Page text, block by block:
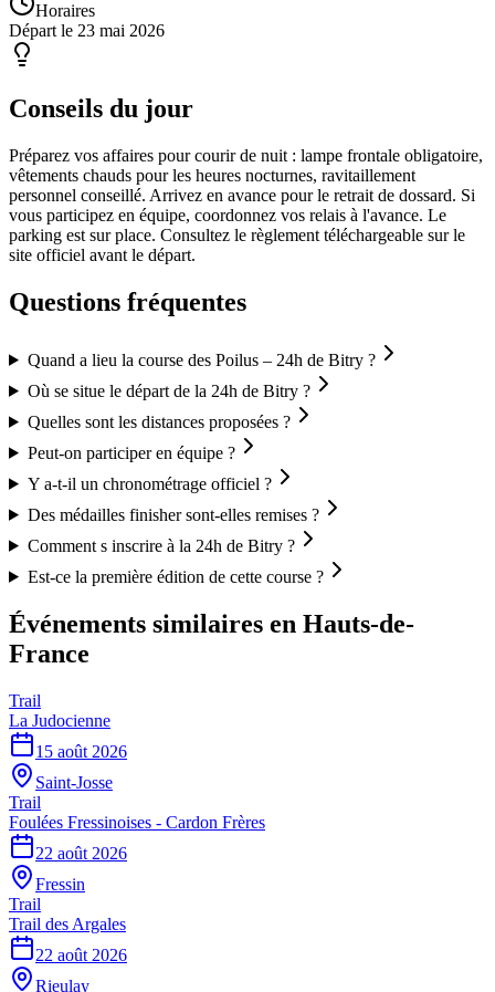
Horaires
Départ le 23 mai 2026
Conseils du jour
Préparez vos affaires pour courir de nuit : lampe frontale obligatoire,
vêtements chauds pour les heures nocturnes, ravitaillement
personnel conseillé. Arrivez en avance pour le retrait de dossard. Si
vous participez en équipe, coordonnez vos relais à l'avance. Le
parking est sur place. Consultez le règlement téléchargeable sur le
site officiel avant le départ.
Questions fréquentes
Quand a lieu la course des Poilus – 24h de Bitry ?
Où se situe le départ de la 24h de Bitry ?
Quelles sont les distances proposées ?
Peut-on participer en équipe ?
Y a-t-il un chronométrage officiel ?
Des médailles finisher sont-elles remises ?
Comment s inscrire à la 24h de Bitry ?
Est-ce la première édition de cette course ?
Événements similaires en Hauts-de-
France
Trail
La Judocienne
15 août 2026
Saint-Josse
Trail
Foulées Fressinoises - Cardon Frères
22 août 2026
Fressin
Trail
Trail des Argales
22 août 2026
Rieulay